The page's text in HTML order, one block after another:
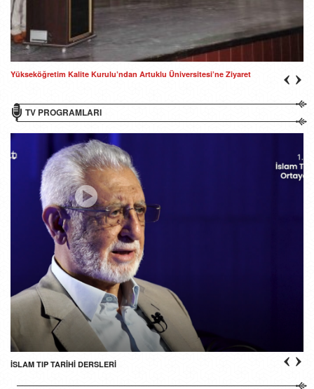
Yükseköğretim Kalite Kurulu’ndan Artuklu Üniversitesi’ne Ziyaret
TV PROGRAMLARI
İSLAM TIP TARİHİ DERSLERİ